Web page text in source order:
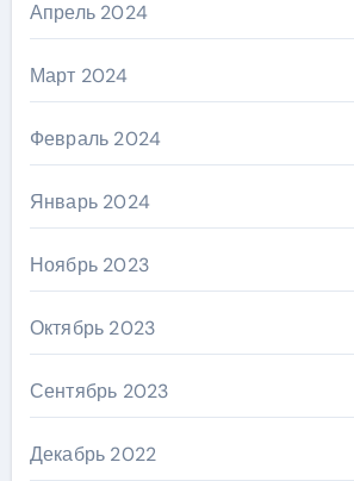
Апрель 2024
Март 2024
Февраль 2024
Январь 2024
Ноябрь 2023
Октябрь 2023
Сентябрь 2023
Декабрь 2022